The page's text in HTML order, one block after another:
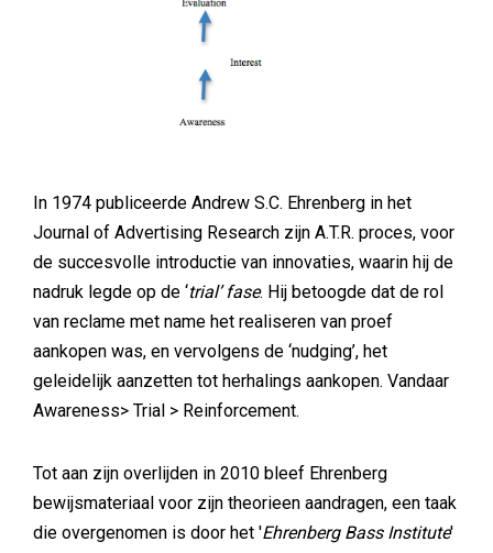
In 1974 publiceerde Andrew S.C. Ehrenberg in het
Journal of Advertising Research zijn A.T.R. proces, voor
de succesvolle introductie van innovaties, waarin hij de
nadruk legde op de ‘trial’ fase. Hij betoogde dat de rol
van reclame met name het realiseren van proef
aankopen was, en vervolgens de ‘nudging’, het
geleidelijk aanzetten tot herhalings aankopen. Vandaar
Awareness> Trial > Reinforcement.
Tot aan zijn overlijden in 2010 bleef Ehrenberg
bewijsmateriaal voor zijn theorieen aandragen, een taak
die overgenomen is door het 'Ehrenberg Bass Institute'